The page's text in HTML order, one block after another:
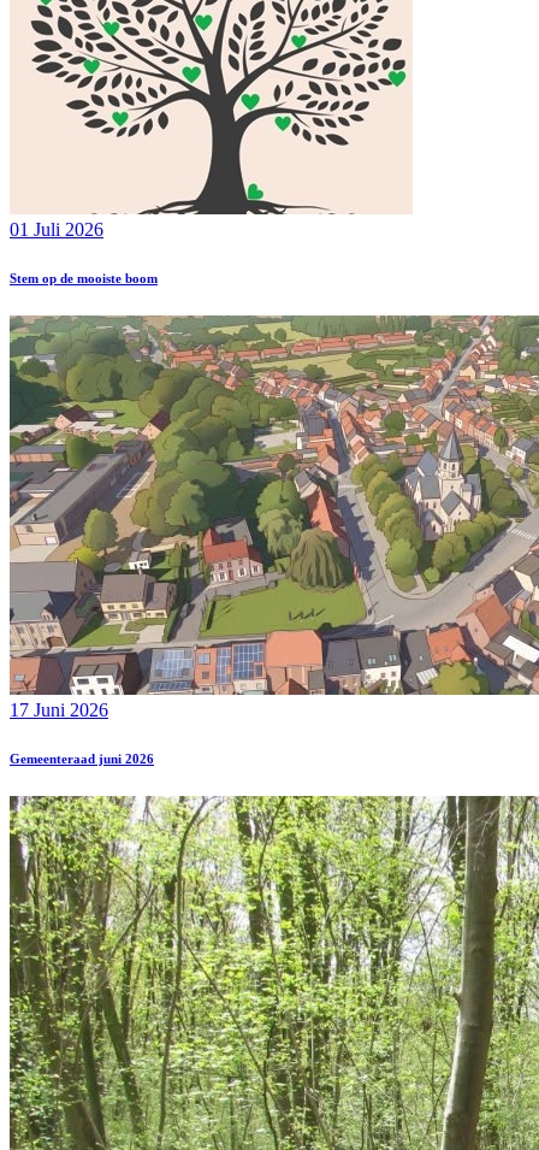
01 Juli 2026
Stem op de mooiste boom
17 Juni 2026
Gemeenteraad juni 2026